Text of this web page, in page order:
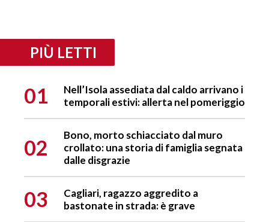
PIÙ LETTI
01
Nell’Isola assediata dal caldo arrivano i
temporali estivi: allerta nel pomeriggio
02
Bono, morto schiacciato dal muro
crollato: una storia di famiglia segnata
dalle disgrazie
03
Cagliari, ragazzo aggredito a
bastonate in strada: è grave